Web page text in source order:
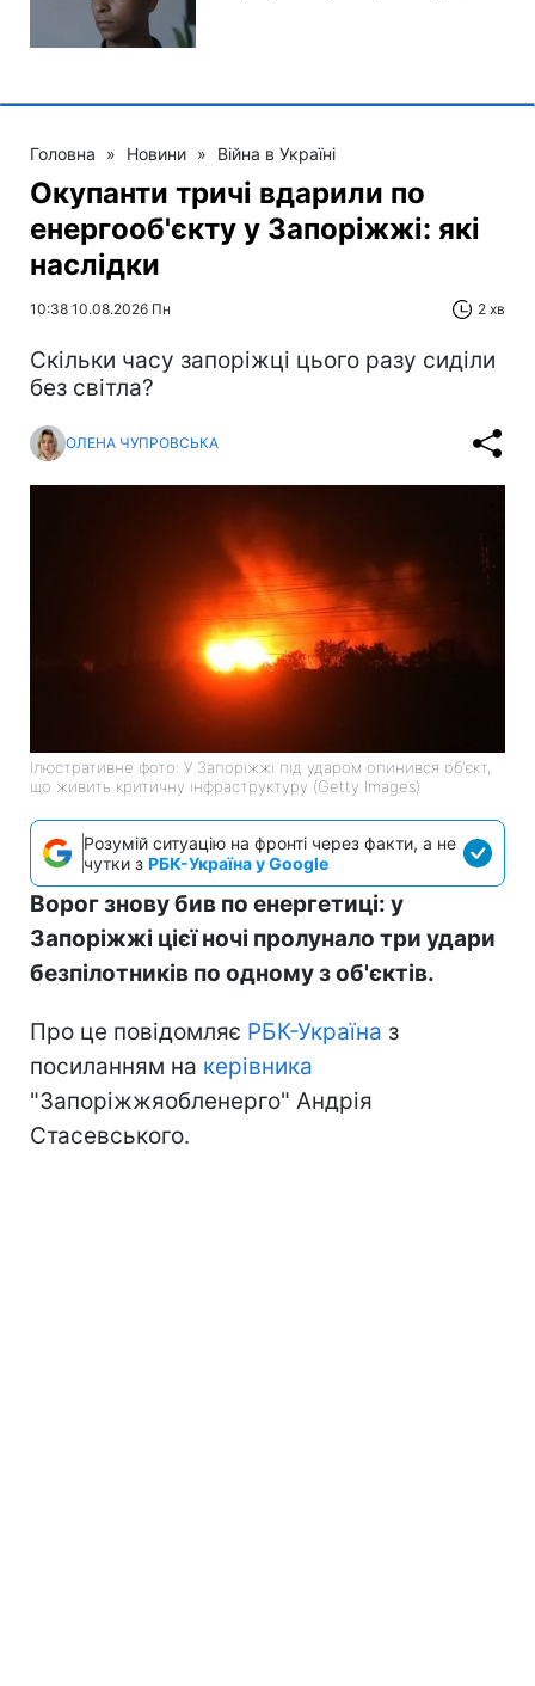
Головна » Новини » Війна в Україні
Окупанти тричі вдарили по
енергооб'єкту у Запоріжжі: які
наслідки
10:38 10.08.2026 Пн 2 хв
Скільки часу запоріжці цього разу сиділи
без світла?
ОЛЕНА ЧУПРОВСЬКА
Ілюстративне фото: У Запоріжжі під ударом опинився об'єкт,
що живить критичну інфраструктуру (Getty Images)
Розумій ситуацію на фронті через факти, а не
чутки з РБК-Україна у Google
Ворог знову бив по енергетиці: у
Запоріжжі цієї ночі пролунало три удари
безпілотників по одному з об'єктів.
Про це повідомляє РБК-Україна з
посиланням на керівника
"Запоріжжяобленерго" Андрія
Стасевського.